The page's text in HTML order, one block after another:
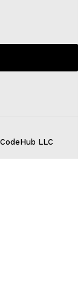
LLC